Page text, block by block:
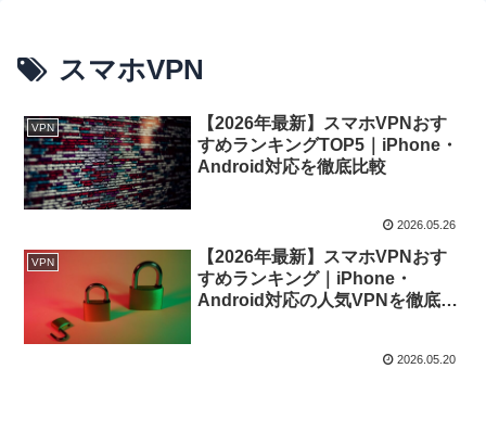
スマホVPN
VPN
【2026年最新】スマホVPNおす
すめランキングTOP5｜iPhone・
Android対応を徹底比較
2026.05.26
VPN
【2026年最新】スマホVPNおす
すめランキング｜iPhone・
Android対応の人気VPNを徹底比
2026.05.20